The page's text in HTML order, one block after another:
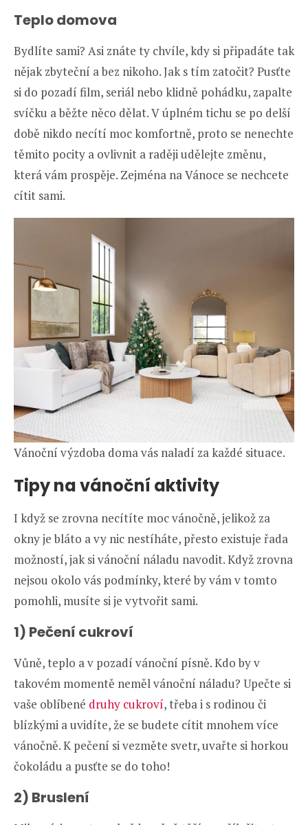
Teplo domova
Bydlíte sami? Asi znáte ty chvíle, kdy si připadáte tak
nějak zbyteční a bez nikoho. Jak s tím zatočit? Pusťte
si do pozadí film, seriál nebo klidně pohádku, zapalte
svíčku a běžte něco dělat. V úplném tichu se po delší
době nikdo necítí moc komfortně, proto se nenechte
těmito pocity a ovlivnit a raději udělejte změnu,
která vám prospěje. Zejména na Vánoce se nechcete
cítit sami.
Vánoční výzdoba doma vás naladí za každé situace.
Tipy na vánoční aktivity
I když se zrovna necítíte moc vánočně, jelikož za
okny je bláto a vy nic nestíháte, přesto existuje řada
možností, jak si vánoční náladu navodit. Když zrovna
nejsou okolo vás podmínky, které by vám v tomto
pomohli, musíte si je vytvořit sami.
1) Pečení cukroví
Vůně, teplo a v pozadí vánoční písně. Kdo by v
takovém momentě neměl vánoční náladu? Upečte si
vaše oblíbené druhy cukroví, třeba i s rodinou či
blízkými a uvidíte, že se budete cítit mnohem více
vánočně. K pečení si vezměte svetr, uvařte si horkou
čokoládu a pusťte se do toho!
2) Bruslení